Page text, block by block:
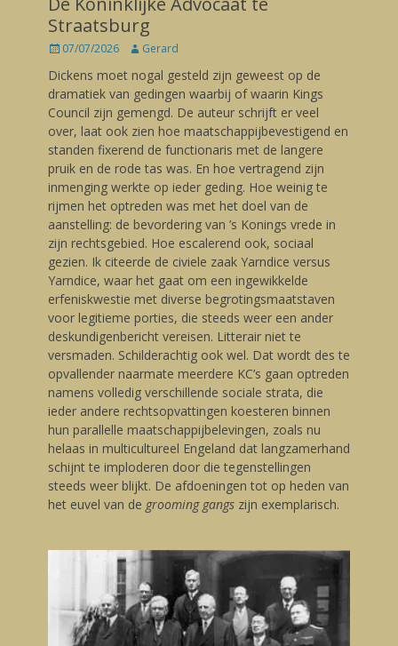
Straatsburg
Posted
07/07/2026 Author
Gerard
Dickens moet nogal gesteld zijn geweest op de
dramatiek van gedingen waarbij of waarin Kings
Council zijn gemengd. De auteur schrijft er veel
over, laat ook zien hoe maatschappijbevestigend en
standen fixerend de functionaris met de langere
pruik en de rode tas was. En hoe vertragend zijn
inmenging werkte op ieder geding. Hoe weinig te
rijmen het optreden was met het doel van de
aanstelling: de bevordering van ’s Konings vrede in
zijn rechtsgebied. Hoe escalerend ook, sociaal
gezien. Ik citeerde de civiele zaak Yarndice versus
Yarndice, waar het gaat om een ingewikkelde
erfeniskwestie met diverse begrotingsmaatstaven
voor legitieme porties, die steeds weer een ander
deskundigenbericht vereisen. Litterair niet te
versmaden. Schilderachtig ook wel. Dat wordt des te
opvallender naarmate meerdere KC’s gaan optreden
namens volledig verschillende sociale strata, die
ieder andere rechtsopvattingen koesteren binnen
hun parallelle maatschappijbelevingen, zoals nu
helaas in multicultureel Engeland dat langzamerhand
schijnt te imploderen door die tegenstellingen
steeds weer blijkt. De afdoeningen tot op heden van
het euvel van de grooming gangs zijn exemplarisch.